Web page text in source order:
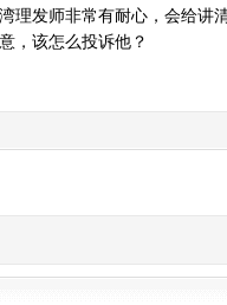
理发师非常有耐心，会给讲
，该怎么投诉他？